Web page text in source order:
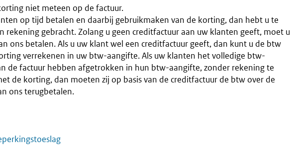
niet meteen op de factuur.
op tijd betalen en daarbij gebruikmaken van de korting, dan hebt u te
rekening gebracht. Zolang u geen creditfactuur aan uw klanten geeft, moet u
ons betalen. Als u uw klant wel een creditfactuur geeft, dan kunt u de btw
verrekenen in uw btw-aangifte. Als uw klanten het volledige btw-
de factuur hebben afgetrokken in hun btw-aangifte, zonder rekening te
de korting, dan moeten zij op basis van de creditfactuur de btw over de
ons terugbetalen.